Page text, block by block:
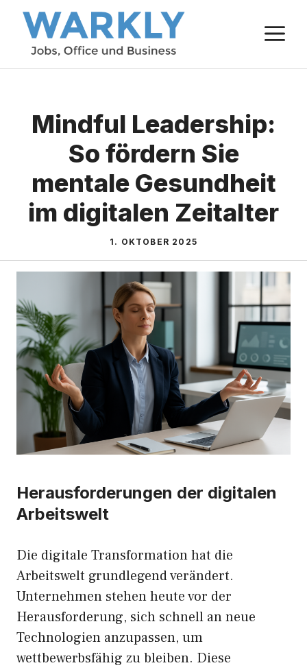
Zum
Inhalt
springen
Mindful Leadership:
So fördern Sie
mentale Gesundheit
im digitalen Zeitalter
1. OKTOBER 2025
Herausforderungen der digitalen
Arbeitswelt
Die digitale Transformation hat die
Arbeitswelt grundlegend verändert.
Unternehmen stehen heute vor der
Herausforderung, sich schnell an neue
Technologien anzupassen, um
wettbewerbsfähig zu bleiben. Diese